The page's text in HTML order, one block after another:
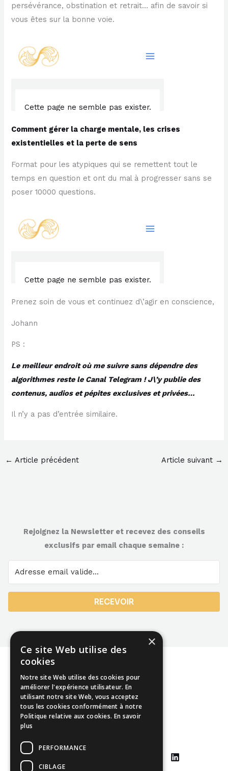
persévérance, obstination et retrait… afin de savoir si
vous êtes sur la bonne voie.
Comment gérer la charge mentale, les crises
existentielles et la perte de sens
Format pour les atypiques qui se remettent tout le
temps en question et ont du mal à progresser sans se
poser 10000 questions.
Prenez soin de vous et continuez d\’agir en conscience,
Johann
PS :
Le meilleur endroit où me suivre sans dépendre des
algorithmes reste le Canal Telegram ! J\’y publie des
contenus, audios et pépites exclusives et privées…
Il n’y a pas d’entrée similaire.
← Article précédent Article suivant →
Rejoignez la Newsletter et recevez des conseils
exclusifs par email chaque semaine :
RECEVOIR
Mentions légales
CGU
×
Ce site Web utilise des
cookies
Notre site Web utilise des cookies pour
améliorer l'expérience utilisateur. En
utilisant notre site Web, vous acceptez
tous les cookies conformément à notre
Politique relative aux cookies. En savoir
plus
PERFORMANCE
CIBLAGE